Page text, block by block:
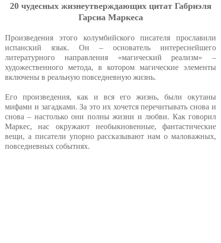
20 чудесных жизнеутверждающих цитат Габриэля
Гарсиа Маркеса
Произведения этого колумбийского писателя прославили
испанский язык. Он – основатель интереснейшего
литературного направления «магический реализм» –
художественного метода, в котором магические элементы
включены в реальную повседневную жизнь.
Его произведения, как и вся его жизнь, были окутаны
мифами и загадками. За это их хочется перечитывать снова и
снова – настолько они полны жизни и любви. Как говорил
Маркес, нас окружают необыкновенные, фантастические
вещи, а писатели упорно рассказывают нам о маловажных,
повседневных событиях.